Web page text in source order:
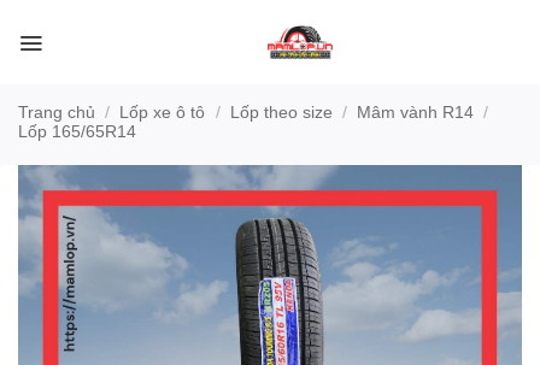
qua
Trang chủ / Lốp xe ô tô / Lốp theo size / Mâm vành R14 /
Lốp 165/65R14